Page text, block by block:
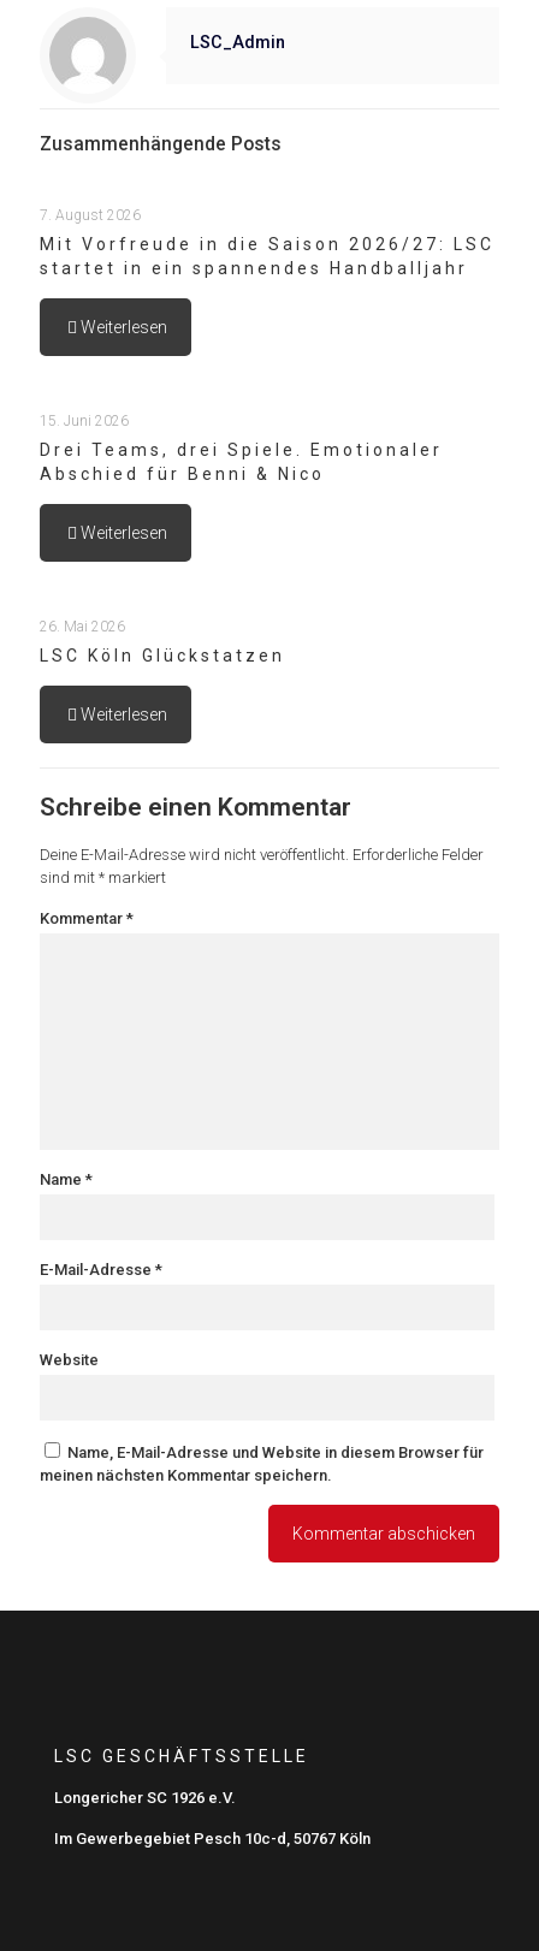
LSC_Admin
Zusammenhängende Posts
7. August 2026
Mit Vorfreude in die Saison 2026/27: LSC
startet in ein spannendes Handballjahr
Weiterlesen
15. Juni 2026
Drei Teams, drei Spiele. Emotionaler
Abschied für Benni & Nico
Weiterlesen
26. Mai 2026
LSC Köln Glückstatzen
Weiterlesen
Schreibe einen Kommentar
Deine E-Mail-Adresse wird nicht veröffentlicht. Erforderliche Felder
sind mit * markiert
Kommentar *
Name *
E-Mail-Adresse *
Website
Name, E-Mail-Adresse und Website in diesem Browser für
meinen nächsten Kommentar speichern.
LSC GESCHÄFTSSTELLE
Longericher SC 1926 e.V.
Im Gewerbegebiet Pesch 10c-d, 50767 Köln